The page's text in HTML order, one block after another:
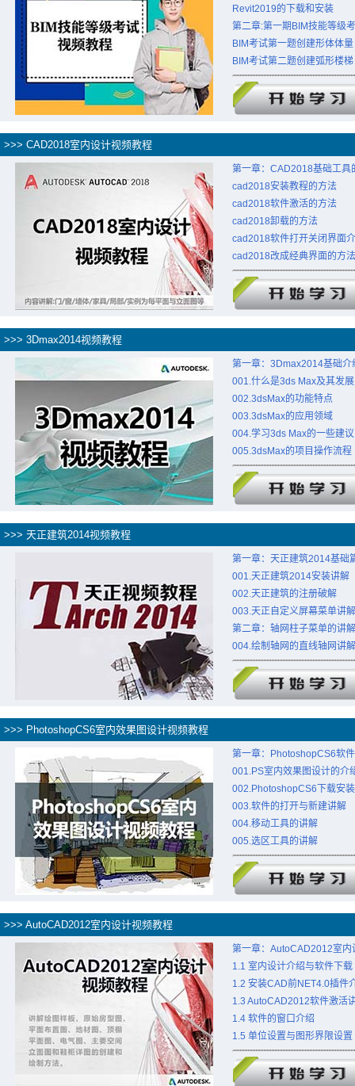
Revit2019的下载和安装
第二章:第一期BIM技能等级
BIM考试第一题创建形体体量
BIM考试第二题创建弧形楼梯
>>> CAD2018室内设计视频教程
第一章：CAD2018基础工具
cad2018安装教程的方法
cad2018软件激活的方法
cad2018卸载的方法
cad2018软件打开关闭界面
cad2018改成经典界面的方法
>>> 3Dmax2014视频教程
第一章：3Dmax2014基础介
001.什么是3ds Max及其发
002.3dsMax的功能特点
003.3dsMax的应用领域
004.学习3ds Max的一些建议
005.3dsMax的项目操作流程
>>> 天正建筑2014视频教程
第一章：天正建筑2014基础
001.天正建筑2014安装讲解
002.天正建筑的注册破解
003.天正自定义屏幕菜单讲解
第二章：轴网柱子菜单的讲解
004.绘制轴网的直线轴网讲解
>>> PhotoshopCS6室内效果图设计视频教程
第一章：PhotoshopCS6软
001.PS室内效果图设计的介
002.PhotoshopCS6下载安
003.软件的打开与新建讲解
004.移动工具的讲解
005.选区工具的讲解
>>> AutoCAD2012室内设计视频教程
第一章：AutoCAD2012室内
1.1 室内设计介绍与软件下载
1.2 安装CAD前NET4.0插件
1.3 AutoCAD2012软件激活
1.4 软件的窗口介绍
1.5 单位设置与图形界限设置